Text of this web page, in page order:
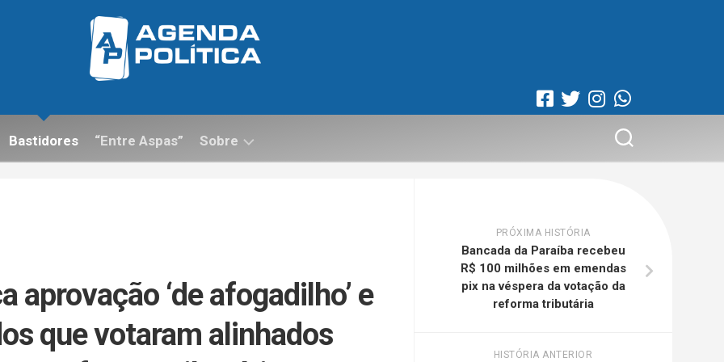
Bastidores “Entre Aspas” Sobre
aprovação ‘de afogadilho’ e
que votaram alinhados
PRÓXIMA HISTÓRIA
Bancada da Paraíba recebeu
R$ 100 milhões em emendas
pix na véspera da votação da
reforma tributária
HISTÓRIA ANTERIOR